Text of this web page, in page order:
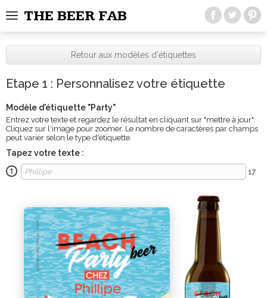
THE BEER FAB
Retour aux modèles d'étiquettes
Etape 1 : Personnalisez votre étiquette
Modèle d'étiquette "Party"
Entrez votre texte et regardez le résultat en cliquant sur "mettre à jour".
Cliquez sur l'image pour zoomer. Le nombre de caractères par champs
peut varier selon le type d'étiquette.
Tapez votre texte :
17